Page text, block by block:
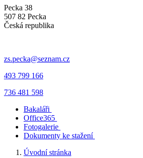
Pecka 38
507 82 Pecka
Česká republika
zs.pecka@seznam.cz
493 799 166
736 481 598
Bakaláři
Office365
Fotogalerie
Dokumenty ke stažení
Úvodní stránka